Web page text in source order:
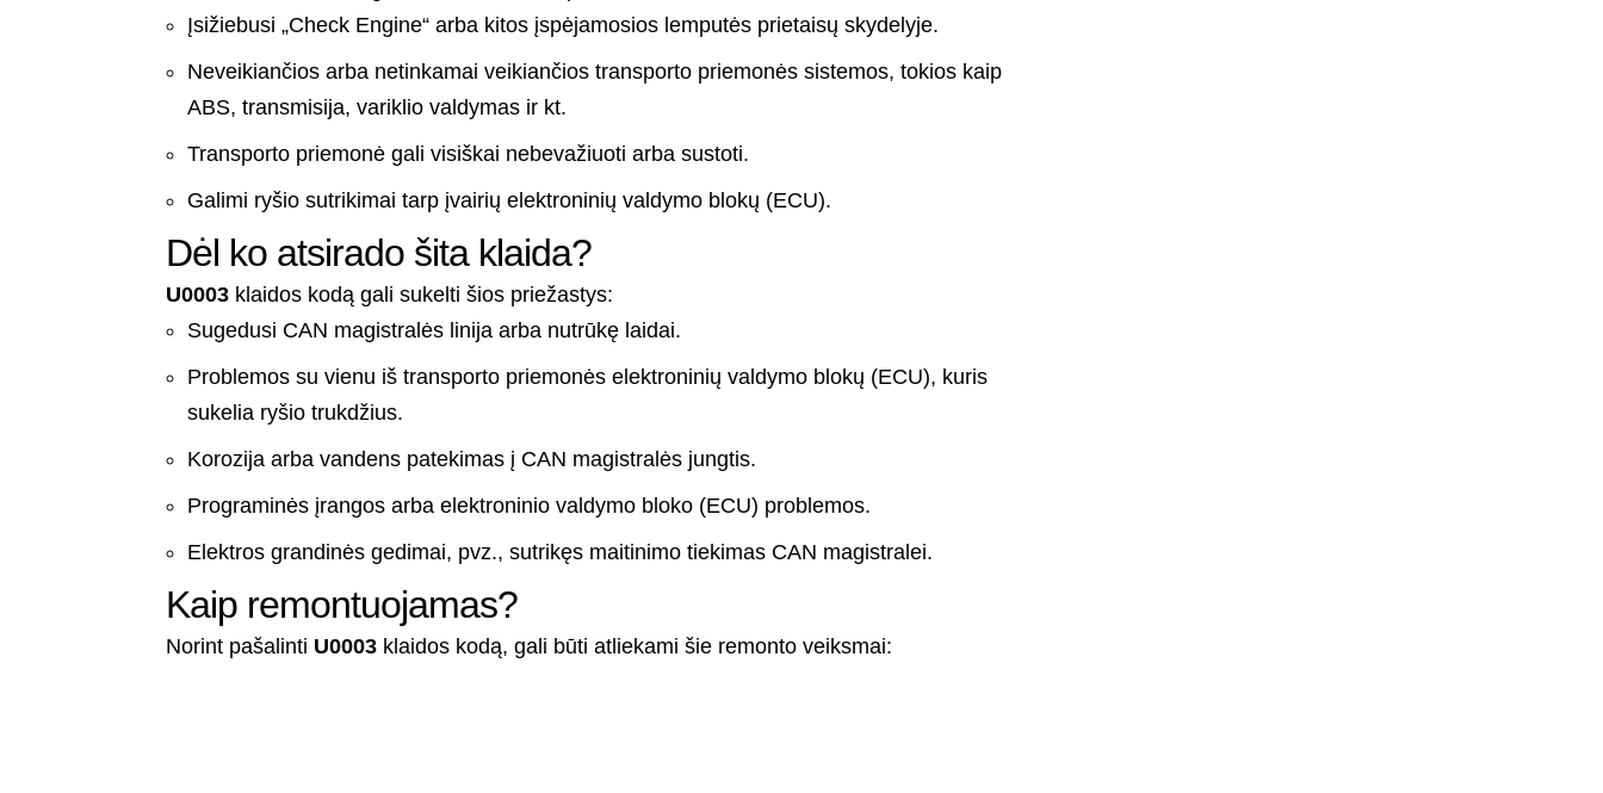
Įsižiebusi „Check Engine“ arba kitos įspėjamosios lemputės prietaisų skydelyje.
Neveikiančios arba netinkamai veikiančios transporto priemonės sistemos, tokios kaip
ABS, transmisija, variklio valdymas ir kt.
Transporto priemonė gali visiškai nebevažiuoti arba sustoti.
Galimi ryšio sutrikimai tarp įvairių elektroninių valdymo blokų (ECU).
Dėl ko atsirado šita klaida?
U0003 klaidos kodą gali sukelti šios priežastys:
Sugedusi CAN magistralės linija arba nutrūkę laidai.
Problemos su vienu iš transporto priemonės elektroninių valdymo blokų (ECU), kuris
sukelia ryšio trukdžius.
Korozija arba vandens patekimas į CAN magistralės jungtis.
Programinės įrangos arba elektroninio valdymo bloko (ECU) problemos.
Elektros grandinės gedimai, pvz., sutrikęs maitinimo tiekimas CAN magistralei.
Kaip remontuojamas?
Norint pašalinti U0003 klaidos kodą, gali būti atliekami šie remonto veiksmai: